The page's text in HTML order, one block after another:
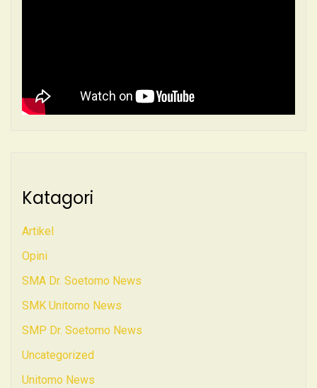
Katagori
Artikel
Opini
SMA Dr. Soetomo News
SMK Unitomo News
SMP Dr. Soetomo News
Uncategorized
Unitomo News